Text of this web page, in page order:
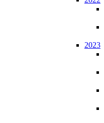
2023